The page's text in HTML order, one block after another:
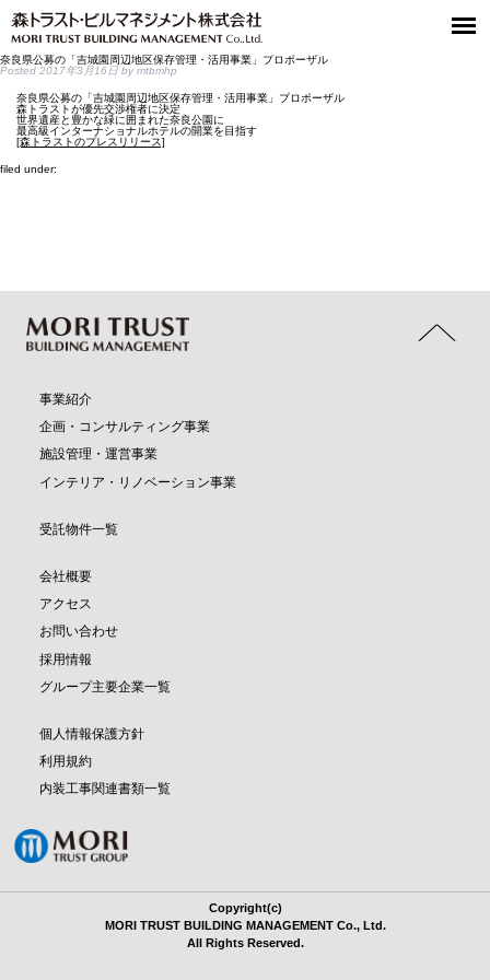
奈良県公募の「吉城園周辺地区保存管理・活用事業」プロポーザル
Posted 2017年3月16日 by mtbmhp
奈良県公募の「吉城園周辺地区保存管理・活用事業」プロポーザル
森トラストが優先交渉権者に決定
世界遺産と豊かな緑に囲まれた奈良公園に
最高級インターナショナルホテルの開業を目指す
[森トラストのプレスリリース]
filed under:
事業紹介
企画・コンサルティング事業
施設管理・運営事業
インテリア・リノベーション事業
受託物件一覧
会社概要
アクセス
お問い合わせ
採用情報
グループ主要企業一覧
個人情報保護方針
利用規約
内装工事関連書類一覧
Copyright(c)
MORI TRUST BUILDING MANAGEMENT Co., Ltd.
All Rights Reserved.